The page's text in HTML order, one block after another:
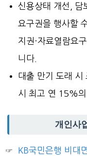
신용상태 개선, 담
요구권을 행사할
지권·자료열람요
니다.
대출 만기 도래 시
시 최고 연 15%의
개인사
KB국민은행 비대